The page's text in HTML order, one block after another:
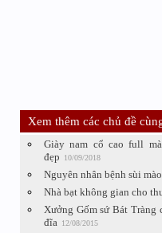
Xem thêm các chủ đề
Giày nam cổ cao full
đẹp
10/09/2018
Nguyên nhân bệnh sùi
Nhà bạt không gian cho
Xưởng Gốm sứ Bát Tràng
đĩa 12/08/2015